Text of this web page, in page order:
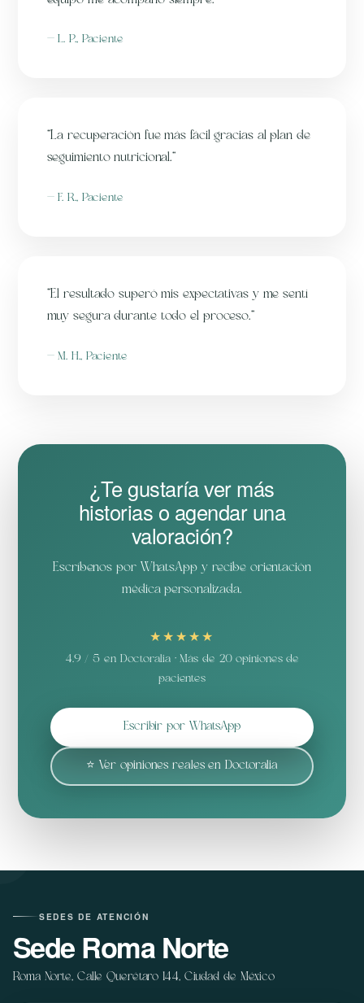
— L. P., Paciente
“La recuperación fue más fácil gracias al plan de
seguimiento nutricional.”
— F. R., Paciente
“El resultado superó mis expectativas y me sentí
muy segura durante todo el proceso.”
— M. H., Paciente
¿Te gustaría ver más
historias o agendar una
valoración?
Escríbenos por WhatsApp y recibe orientación
médica personalizada.
★★★★★
4.9 / 5 en Doctoralia · Más de 20 opiniones de
pacientes
Escribir por WhatsApp
⭐ Ver opiniones reales en Doctoralia
SEDES DE ATENCIÓN
Sede Roma Norte
Roma Norte, Calle Querétaro 144, Ciudad de México